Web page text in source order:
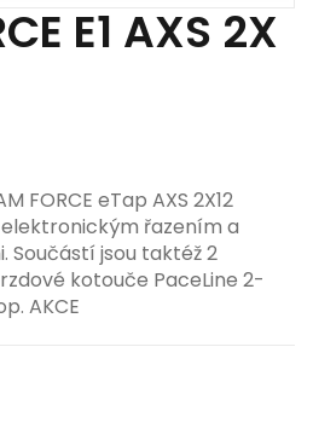
E1 AXS 2X
FORCE eTap AXS 2X12
elektronickým řazením a
Součástí jsou taktéž 2
kotouče PaceLine 2-
AKCE